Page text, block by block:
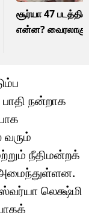
சூர்யா 47
என்ன?
நன்றாக
நீதிமன்றக்
அமைந்துள்ளன.
லெக்ஷ்மி